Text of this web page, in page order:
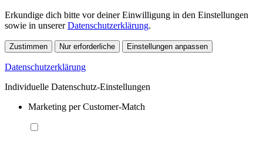
Erkundige dich bitte vor deiner Einwilligung in den Einstellungen
sowie in unsererDatenschutzerklärung.
Zustimmen Nur erforderliche Einstellungen anpassen
Datenschutzerklärung
Individuelle Datenschutz-Einstellungen
Marketing per Customer-Match